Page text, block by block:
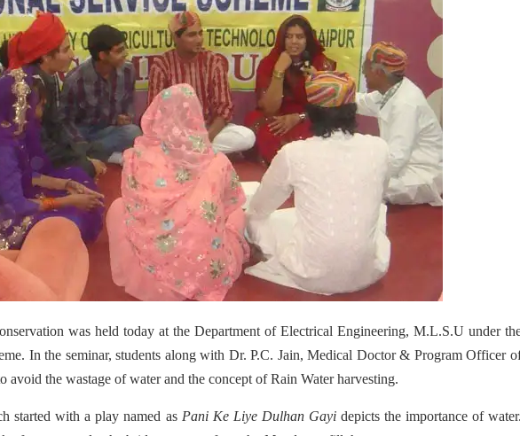
was held today at the Department of Electrical Engineering, M.L.S.U under
In the seminar, students along with Dr. P.C. Jain, Medical Doctor & Program Officer
avoid the wastage of water and the concept of Rain Water harvesting.
started with a play named as Pani Ke Liye Dulhan Gayidepicts the importance of water.